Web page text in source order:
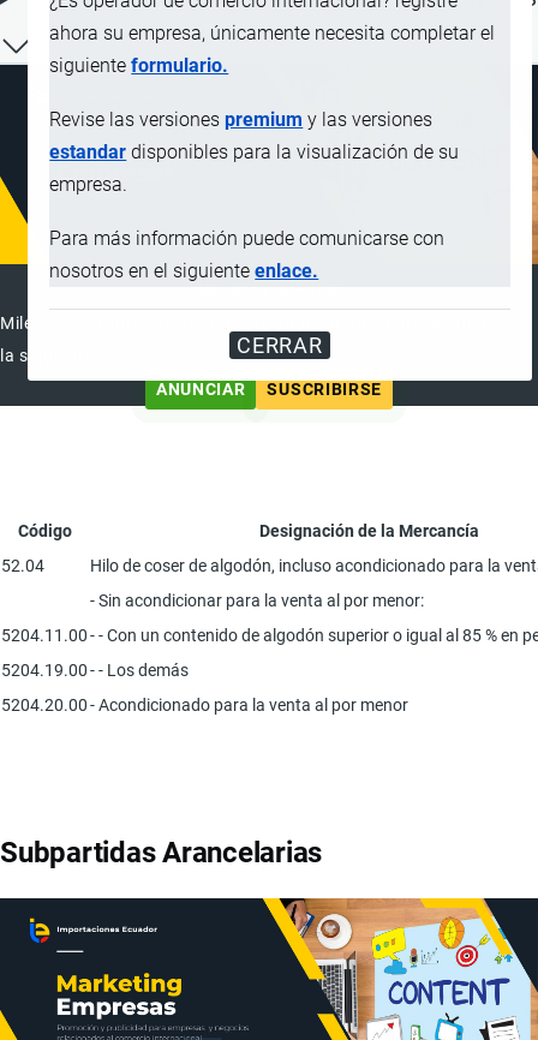
ahora su empresa, únicamente necesita completar el
siguienteformulario.
Revise las versionespremium y las versiones
estandar disponibles para la visualización de su
empresa.
Para más información puede comunicarse con
nosotros en el siguienteenlace.
CERRAR
Miles de visitantes ya vieron este anuncio, tu empresa puede ser
la siguiente
ANUNCIAR
SUSCRIBIRSE
Código
Designación de la Mercancía
52.04
Hilo de coser de algodón, incluso acondicionado para la
- Sin acondicionar para la venta al por menor:
5204.11.00- - Con un contenido de algodón superior o igual al 85 % en
5204.19.00- - Los demás
5204.20.00- Acondicionado para la venta al por menor
Subpartidas Arancelarias